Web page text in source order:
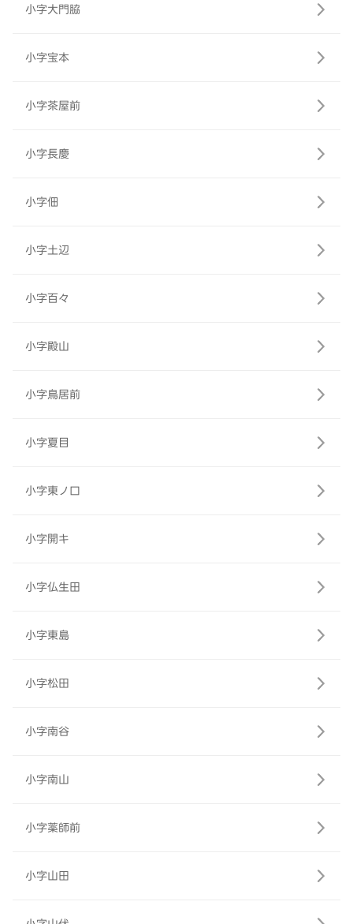
小字大門脇
小字宝本
小字茶屋前
小字長慶
小字佃
小字土辺
小字百々
小字殿山
小字鳥居前
小字夏目
小字東ノ口
小字開キ
小字仏生田
小字東島
小字松田
小字南谷
小字南山
小字薬師前
小字山田